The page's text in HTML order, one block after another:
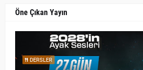
Öne Çıkan Yayın
DERSLER